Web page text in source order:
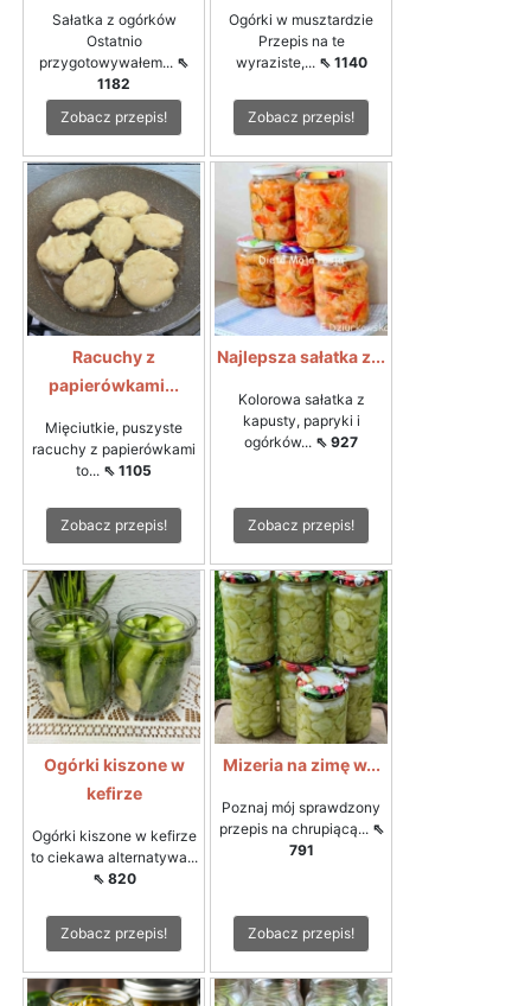
Sałatka z ogórków
Ostatnio
przygotowywałem... ⇖
1182
Zobacz przepis!
Ogórki w musztardzie
Przepis na te
wyraziste,... ⇖ 1140
Zobacz przepis!
Racuchy z
papierówkami...
Mięciutkie, puszyste
racuchy z papierówkami
to... ⇖ 1105
Zobacz przepis!
Najlepsza sałatka z...
Kolorowa sałatka z
kapusty, papryki i
ogórków... ⇖ 927
Zobacz przepis!
Ogórki kiszone w
kefirze
Ogórki kiszone w kefirze
to ciekawa alternatywa...
⇖ 820
Zobacz przepis!
Mizeria na zimę w...
Poznaj mój sprawdzony
przepis na chrupiącą... ⇖
791
Zobacz przepis!